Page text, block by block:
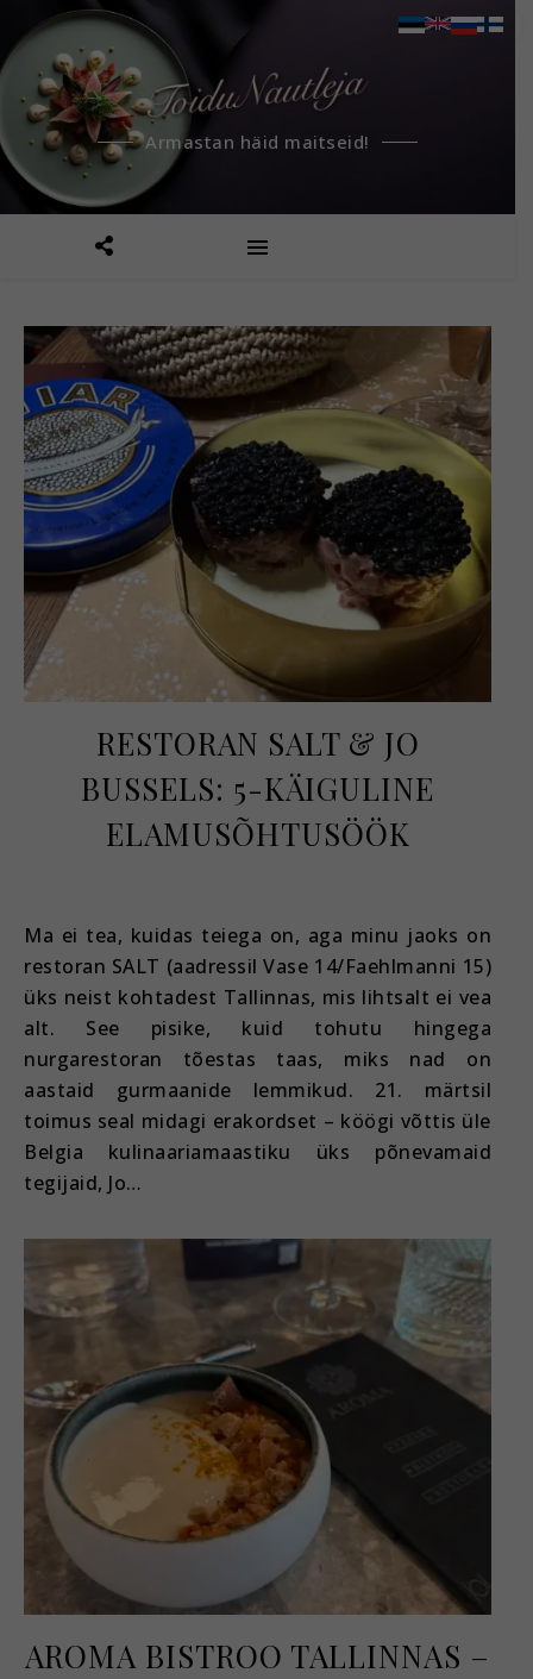
Armastan häid maitseid!
RESTORAN SALT & JO
BUSSELS: 5-KÄIGULINE
ELAMUSÕHTUSÖÖK
Ma ei tea, kuidas teiega on, aga minu jaoks on
restoran SALT (aadressil Vase 14/Faehlmanni 15)
üks neist kohtadest Tallinnas, mis lihtsalt ei vea
alt. See pisike, kuid tohutu hingega
nurgarestoran tõestas taas, miks nad on
aastaid gurmaanide lemmikud. 21. märtsil
toimus seal midagi erakordset – köögi võttis üle
Belgia kulinaariamaastiku üks põnevamaid
tegijaid, Jo…
AROMA BISTROO TALLINNAS –